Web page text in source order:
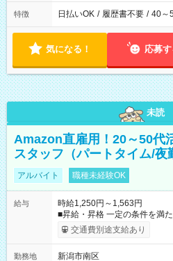
特徴 日払いOK / 履歴書不要 / 40～
気になる！ 応募す
未読
Amazon直雇用！20～50代
スタッフ（パートタイム/夜
アルバイト 職種未経験OK
給与
時給1,250円～1,563円
■昇給・昇格 一定の条件を満
まで昇給の機会があります。 ■正社員登用制度あり ※月末締/翌
月25日支払い ※時間外手当
☆Amazon直雇用で安定して働けます！ 【試用期
交通費別途支給あり
勤務地
新潟市南区